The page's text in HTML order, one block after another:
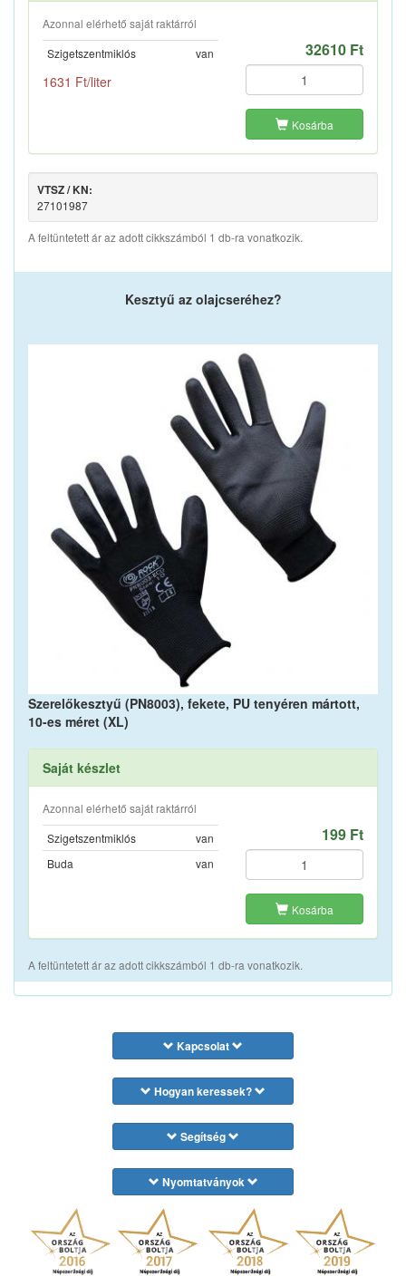
Azonnal elérhető saját raktárról
Szigetszentmiklós
van
1631 Ft/liter
32610 Ft
Kosárba
VTSZ / KN:
27101987
A feltüntetett ár az adott cikkszámból 1 db-ra vonatkozik.
Kesztyű az olajcseréhez?
Szerelőkesztyű (PN8003), fekete, PU tenyéren mártott,
10-es méret (XL)
Saját készlet
Azonnal elérhető saját raktárról
Szigetszentmiklós
van
Buda
van
199 Ft
Kosárba
A feltüntetett ár az adott cikkszámból 1 db-ra vonatkozik.
Kapcsolat
Hogyan keressek?
Segítség
Nyomtatványok